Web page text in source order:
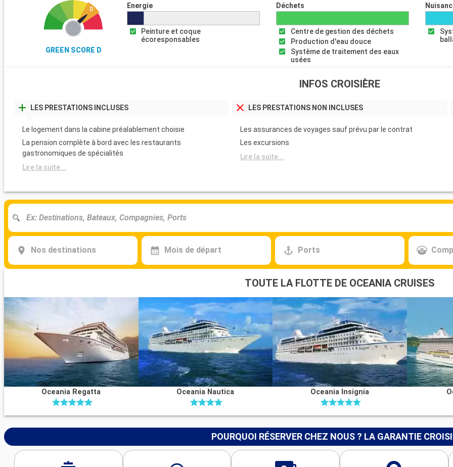
GREEN SCORE D
Energie
Peinture et coque
écoresponsables
Déchets
Centre de gestion des déchets
Production d'eau douce
Système de traitement des eaux
usées
INFOS CROISIÈRE
LES PRESTATIONS INCLUSES
Le logement dans la cabine préalablement choisie
La pension complète à bord avec les restaurants
gastronomiques de spécialités
Lire la suite...
LES PRESTATIONS NON INCLUSES
Les assurances de voyages sauf prévu par le contrat
Les excursions
Lire la suite...
Nos destinations Mois de départ Ports
TOUTE LA FLOTTE DE OCEANIA CRUISES
Oceania Regatta Oceania Nautica Oceania Insignia
POURQUOI RÉSERVER CHEZ NOUS ? LA GARANTIE